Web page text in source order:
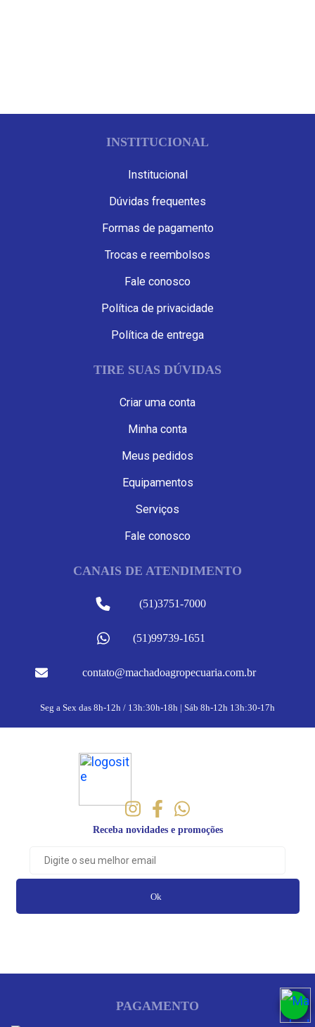
INSTITUCIONAL
Institucional
Dúvidas frequentes
Formas de pagamento
Trocas e reembolsos
Fale conosco
Política de privacidade
Política de entrega
TIRE SUAS DÚVIDAS
Criar uma conta
Minha conta
Meus pedidos
Equipamentos
Serviços
Fale conosco
CANAIS DE ATENDIMENTO
(51)3751-7000
(51)99739-1651
contato@machadoagropecuaria.com.br
Seg a Sex das 8h-12h / 13h:30h-18h | Sáb 8h-12h 13h:30-17h
Receba novidades e promoções
Ok
PAGAMENTO